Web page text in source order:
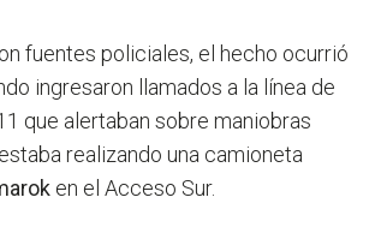
fuentes policiales, el hecho ocurrió
ingresaron llamados a la línea de
que alertaban sobre maniobras
realizando una camioneta
en el Acceso Sur.